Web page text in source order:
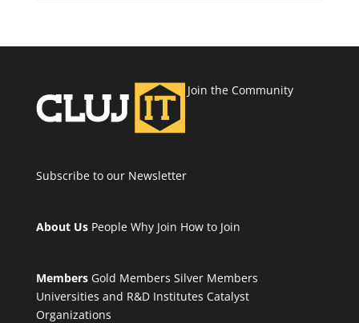
Join the Community
Subscribe to our Newsletter
About Us People Why Join How to Join
Members Gold Members Silver Members
Universities and R&D Institutes Catalyst
Organizations